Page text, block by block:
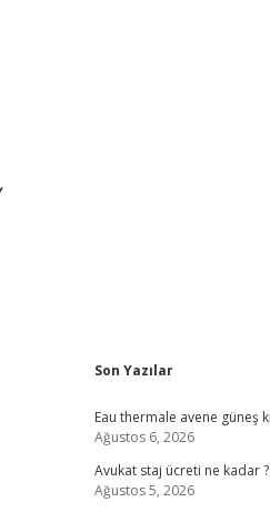
Sidebar
Son Yazılar
Eau thermale avene güneş
Ağustos 6, 2026
Avukat staj ücreti ne kadar ?
Ağustos 5, 2026